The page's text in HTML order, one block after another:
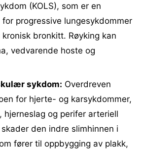
(KOLS), som er en
progressive lungesykdommer
bronkitt. Røyking kan
vedvarende hoste og
sykdom: Overdreven
for hjerte- og karsykdommer,
hjerneslag og perifer arteriell
den indre slimhinnen i
fører til oppbygging av plakk,